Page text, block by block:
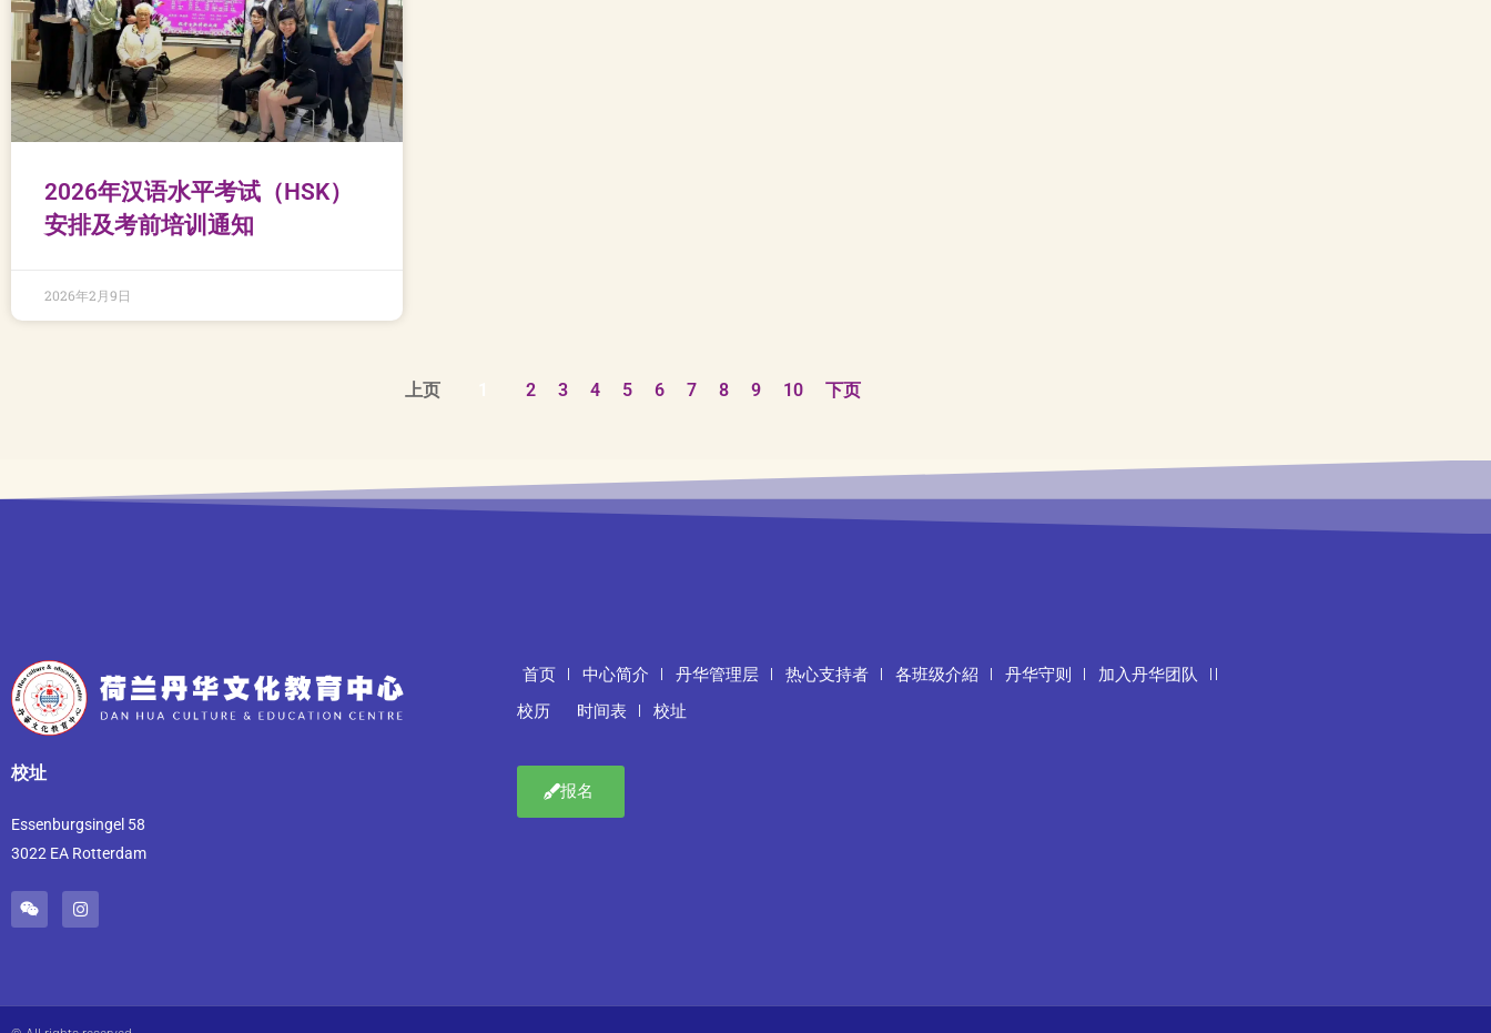
2026年汉语水平考试（HSK）
安排及考前培训通知
2026年2月9日
上页 2 3 4 5 6 7 8 9 10 下页
校址
Essenburgsingel 58
3022 EA Rotterdam
首页 中心简介 丹华管理层 热心支持者 各班级介紹 丹华守则
加入丹华团队
校历
时间表 校址
报名